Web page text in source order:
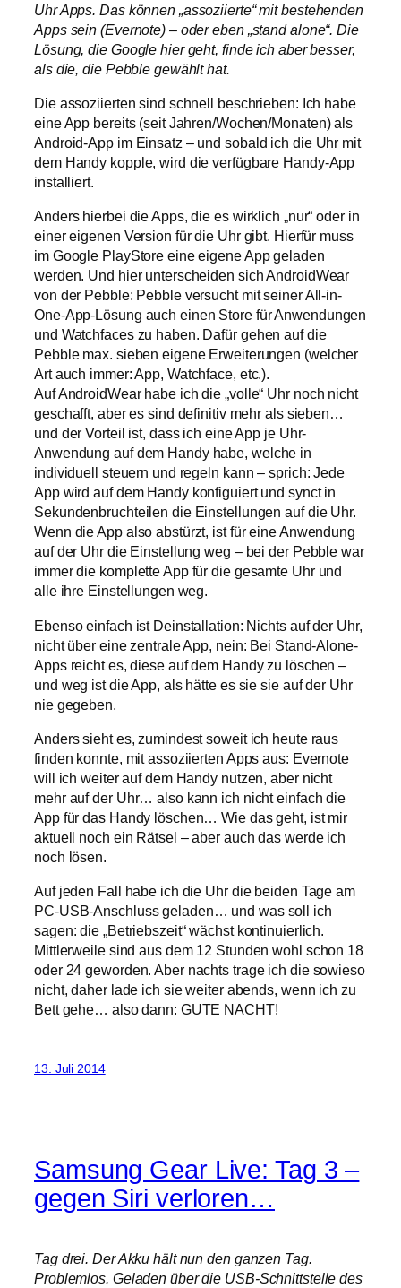
Uhr Apps. Das können „assoziierte“ mit bestehenden
Apps sein (Evernote) – oder eben „stand alone“. Die
Lösung, die Google hier geht, finde ich aber besser,
als die, die Pebble gewählt hat.
Die assoziierten sind schnell beschrieben: Ich habe
eine App bereits (seit Jahren/Wochen/Monaten) als
Android-App im Einsatz – und sobald ich die Uhr mit
dem Handy kopple, wird die verfügbare Handy-App
installiert.
Anders hierbei die Apps, die es wirklich „nur“ oder in
einer eigenen Version für die Uhr gibt. Hierfür muss
im Google PlayStore eine eigene App geladen
werden. Und hier unterscheiden sich AndroidWear
von der Pebble: Pebble versucht mit seiner All-in-
One-App-Lösung auch einen Store für Anwendungen
und Watchfaces zu haben. Dafür gehen auf die
Pebble max. sieben eigene Erweiterungen (welcher
Art auch immer: App, Watchface, etc.).
Auf AndroidWear habe ich die „volle“ Uhr noch nicht
geschafft, aber es sind definitiv mehr als sieben…
und der Vorteil ist, dass ich eine App je Uhr-
Anwendung auf dem Handy habe, welche in
individuell steuern und regeln kann – sprich: Jede
App wird auf dem Handy konfiguiert und synct in
Sekundenbruchteilen die Einstellungen auf die Uhr.
Wenn die App also abstürzt, ist für eine Anwendung
auf der Uhr die Einstellung weg – bei der Pebble war
immer die komplette App für die gesamte Uhr und
alle ihre Einstellungen weg.
Ebenso einfach ist Deinstallation: Nichts auf der Uhr,
nicht über eine zentrale App, nein: Bei Stand-Alone-
Apps reicht es, diese auf dem Handy zu löschen –
und weg ist die App, als hätte es sie sie auf der Uhr
nie gegeben.
Anders sieht es, zumindest soweit ich heute raus
finden konnte, mit assoziierten Apps aus: Evernote
will ich weiter auf dem Handy nutzen, aber nicht
mehr auf der Uhr… also kann ich nicht einfach die
App für das Handy löschen… Wie das geht, ist mir
aktuell noch ein Rätsel – aber auch das werde ich
noch lösen.
Auf jeden Fall habe ich die Uhr die beiden Tage am
PC-USB-Anschluss geladen… und was soll ich
sagen: die „Betriebszeit“ wächst kontinuierlich.
Mittlerweile sind aus dem 12 Stunden wohl schon 18
oder 24 geworden. Aber nachts trage ich die sowieso
nicht, daher lade ich sie weiter abends, wenn ich zu
Bett gehe… also dann: GUTE NACHT!
13. Juli 2014
Samsung Gear Live: Tag 3 –
gegen Siri verloren…
Tag drei. Der Akku hält nun den ganzen Tag.
Problemlos. Geladen über die USB-Schnittstelle des